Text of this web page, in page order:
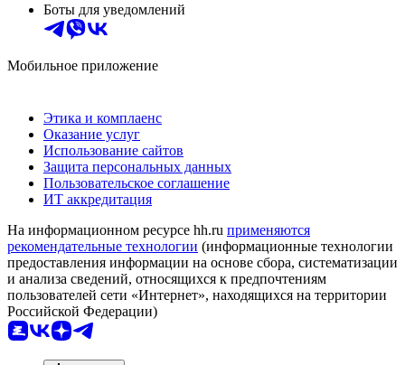
Боты для уведомлений
Мобильное приложение
Этика и комплаенс
Оказание услуг
Использование сайтов
Защита персональных данных
Пользовательское соглашение
ИТ аккредитация
На информационном ресурсе hh.ru применяются
рекомендательные технологии (информационные технологии
предоставления информации на основе сбора, систематизации
и анализа сведений, относящихся к предпочтениям
пользователей сети «Интернет», находящихся на территории
Российской Федерации)